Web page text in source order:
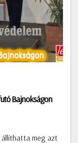
Bajnokságon
állíthatta meg azt